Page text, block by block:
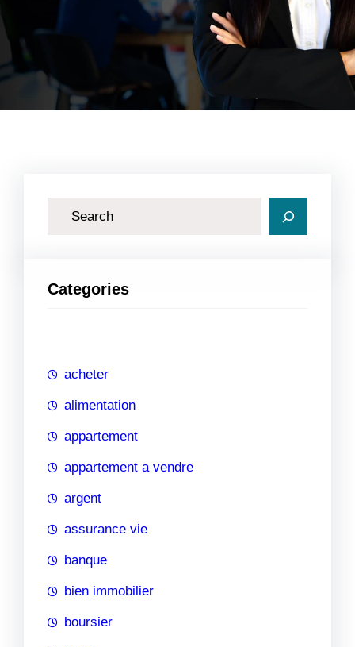
h
Categories
acheter
alimentation
appartement
appartement a vendre
argent
assurance vie
banque
bien immobilier
boursier